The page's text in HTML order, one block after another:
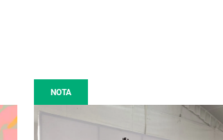
NOTA